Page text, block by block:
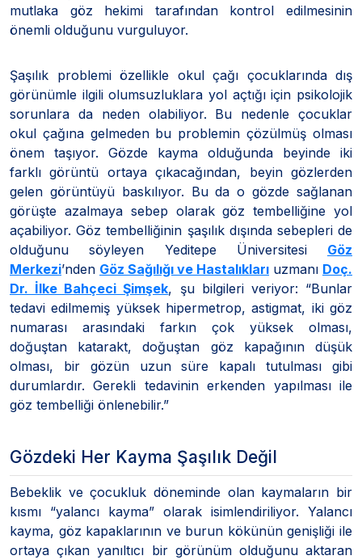
mutlaka göz hekimi tarafından kontrol edilmesinin
önemli olduğunu vurguluyor.
Şaşılık problemi özellikle okul çağı çocuklarında dış
görünümle ilgili olumsuzluklara yol açtığı için psikolojik
sorunlara da neden olabiliyor. Bu nedenle çocuklar
okul çağına gelmeden bu problemin çözülmüş olması
önem taşıyor. Gözde kayma olduğunda beyinde iki
farklı görüntü ortaya çıkacağından, beyin gözlerden
gelen görüntüyü baskılıyor. Bu da o gözde sağlanan
görüşte azalmaya sebep olarak göz tembelliğine yol
açabiliyor. Göz tembelliğinin şaşılık dışında sebepleri de
olduğunu söyleyen Yeditepe Üniversitesi Göz
Merkezi’nden Göz Sağılığı ve Hastalıkları uzmanı Doç.
Dr. İlke Bahçeci Şimşek, şu bilgileri veriyor: “Bunlar
tedavi edilmemiş yüksek hipermetrop, astigmat, iki göz
numarası arasındaki farkın çok yüksek olması,
doğuştan katarakt, doğuştan göz kapağının düşük
olması, bir gözün uzun süre kapalı tutulması gibi
durumlardır. Gerekli tedavinin erkenden yapılması ile
göz tembelliği önlenebilir.”
Gözdeki Her Kayma Şaşılık Değil
Bebeklik ve çocukluk döneminde olan kaymaların bir
kısmı “yalancı kayma” olarak isimlendiriliyor. Yalancı
kayma, göz kapaklarının ve burun kökünün genişliği ile
ortaya çıkan yanıltıcı bir görünüm olduğunu aktaran